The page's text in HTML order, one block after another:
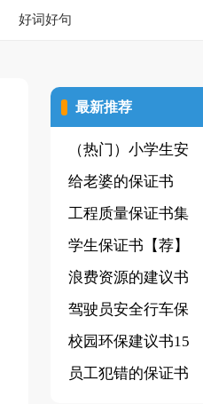
好词好句
最新推荐
（热门）小学生安
全保证书
给老婆的保证书
(精选15篇)
工程质量保证书集
锦15篇
学生保证书【荐】
浪费资源的建议书
驾驶员安全行车保
证书
校园环保建议书15
篇
员工犯错的保证书